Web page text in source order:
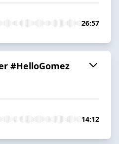
26:57
#HelloGomez
14:12